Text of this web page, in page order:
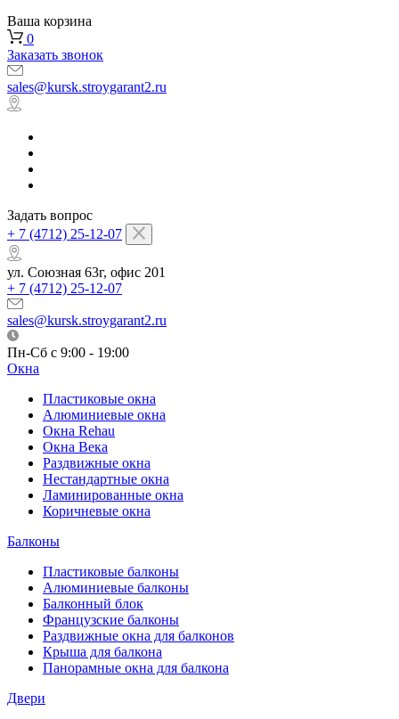
Ваша корзина
0
Заказать звонок
sales@kursk.stroygarant2.ru
Задать вопрос
+ 7 (4712) 25-12-07
ул. Союзная 63г, офис 201
+ 7 (4712) 25-12-07
sales@kursk.stroygarant2.ru
Пн-Сб с 9:00 - 19:00
Окна
Пластиковые окна
Алюминиевые окна
Окна Rehau
Окна Века
Раздвижные окна
Нестандартные окна
Ламинированные окна
Коричневые окна
Балконы
Пластиковые балконы
Алюминиевые балконы
Балконный блок
Французские балконы
Раздвижные окна для балконов
Крыша для балкона
Панорамные окна для балкона
Двери